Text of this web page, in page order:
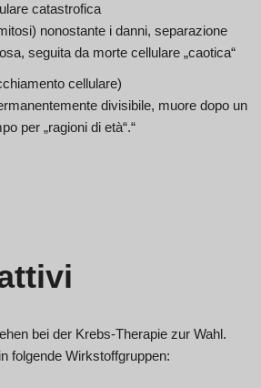
catastrofica
nonostante i danni, separazione
seguita da morte cellulare „caotica“
cellulare)
divisibile, muore dopo un
per „ragioni di età“.“
bei der Krebs-Therapie zur Wahl.
folgende Wirkstoffgruppen: